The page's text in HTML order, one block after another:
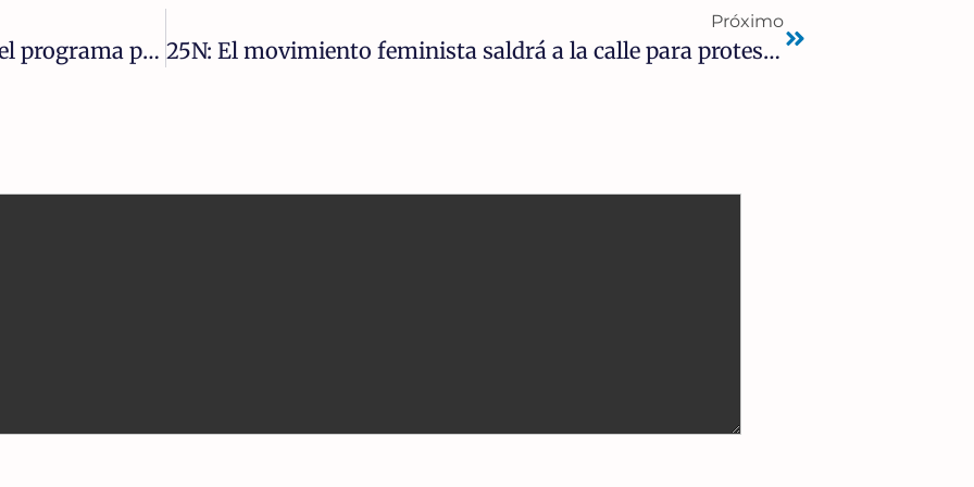
Los grandes bancos se asocian para probar el programa piloto del dólar digital
Próximo
25N: El movimiento feminista saldrá a la calle para protestar contra la ley del ‘solo sí es sí’ y la ley trans